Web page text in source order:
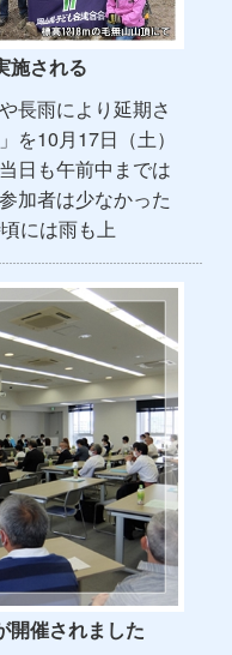
施される
長雨により延期さ
を10月17日（土）
日も午前中までは
加者は少なかった
には雨も上
開催されました